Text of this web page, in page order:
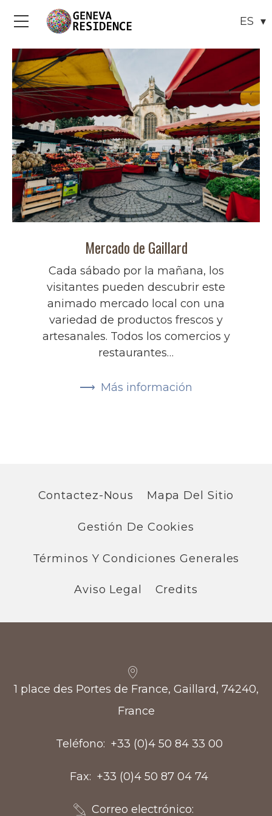
Mercado de Gaillard
Cada sábado por la mañana, los
visitantes pueden descubrir este
animado mercado local con una
variedad de productos frescos y
artesanales. Todos los comercios y
restaurantes…
Más información
Contactez-Nous Mapa Del Sitio
Gestión De Cookies
Términos Y Condiciones Generales
Aviso Legal Credits
1 place des Portes de France, Gaillard, 74240,
France
Teléfono +33 (0)4 50 84 33 00
Fax +33 (0)4 50 87 04 74
Correo electrónico